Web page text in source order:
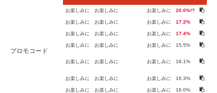
プロモコード
お楽しみに お楽しみに お楽しみに 20.0%!?
お楽しみに お楽しみに お楽しみに 17.2%
お楽しみに お楽しみに お楽しみに 17.4%
お楽しみに お楽しみに お楽しみに 15.5%
お楽しみに お楽しみに お楽しみに 16.1%
お楽しみに お楽しみに お楽しみに 16.3%
お楽しみに お楽しみに お楽しみに 16.0%